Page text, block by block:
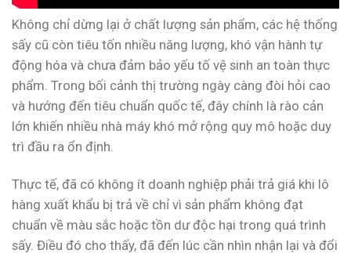
Không chỉ dừng lại ở chất lượng sản phẩm, các hệ thống
sấy cũ còn tiêu tốn nhiều năng lượng, khó vận hành tự
động hóa và chưa đảm bảo yếu tố vệ sinh an toàn thực
phẩm. Trong bối cảnh thị trường ngày càng đòi hỏi cao
và hướng đến tiêu chuẩn quốc tế, đây chính là rào cản
lớn khiến nhiều nhà máy khó mở rộng quy mô hoặc duy
trì đầu ra ổn định.
Thực tế, đã có không ít doanh nghiệp phải trả giá khi lô
hàng xuất khẩu bị trả về chỉ vì sản phẩm không đạt
chuẩn về màu sắc hoặc tồn dư độc hại trong quá trình
sấy. Điều đó cho thấy, đã đến lúc cần nhìn nhận lại và đổi